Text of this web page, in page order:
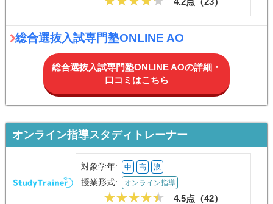
総合選抜入試専門塾ONLINE AO
総合選抜入試専門塾ONLINE AOの詳細・
口コミはこちら
オンライン指導スタディトレーナー
対象学年: 中 高 浪
授業形式: オンライン指導
4.5点（42）